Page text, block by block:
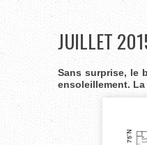
JUILLET
Sans surprise, le
ensoleillement.